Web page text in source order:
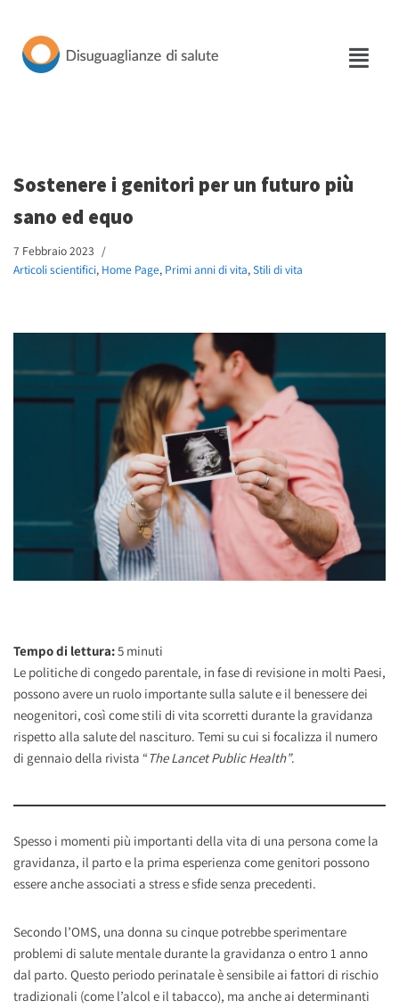
Vai
Sostenere i genitori per un futuro più
sano ed equo
7 Febbraio 2023
Articoli scientifici, Home Page, Primi anni di vita,Stili di vita
Tempo di lettura:5 minuti
Le politiche di congedo parentale, in fase di revisione in molti Paesi,
possono avere un ruolo importante sulla salute e il benessere dei
neogenitori, così come stili di vita scorretti durante la gravidanza
rispetto alla salute del nascituro. Temi su cui si focalizza il numero
di gennaio della rivista “The Lancet Public Health”.
Spesso i momenti più importanti della vita di una persona come la
gravidanza, il parto e la prima esperienza come genitori possono
essere anche associati a stress e sfide senza precedenti.
Secondo l’OMS, una donna su cinque potrebbe sperimentare
problemi di salute mentale durante la gravidanza o entro 1 anno
dal parto. Questo periodo perinatale è sensibile ai fattori di rischio
tradizionali (come l’alcol e il tabacco), ma anche ai determinanti